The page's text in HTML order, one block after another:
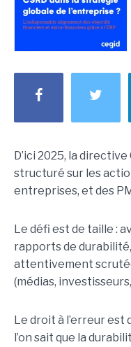
D’ici 2025, la
structuré sur les
entreprises, et des
Le défi est de taille :
rapports de
attentivement
(médias,
Le droit à l’erreur est
l’on sait que la